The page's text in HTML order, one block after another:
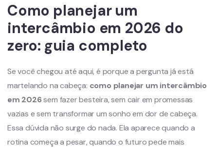
Como planejar um
intercâmbio em 2026 do
zero: guia completo
Se você chegou até aqui, é porque a pergunta já está
martelando na cabeça: como planejar um intercâmbio
em 2026sem fazer besteira, sem cair em promessas
vazias e sem transformar um sonho em dor de cabeça.
Essa dúvida não surge do nada. Ela aparece quando a
rotina começa a pesar, quando o futuro pede mais